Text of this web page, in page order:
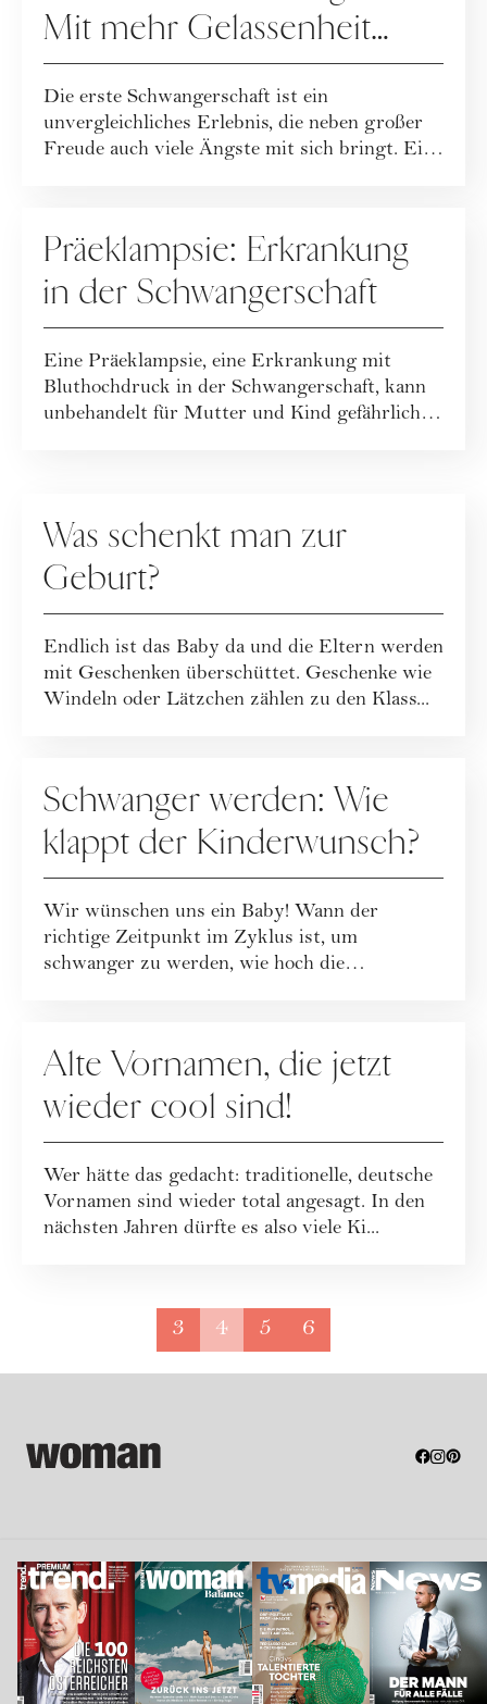
Mit mehr Gelassenheit
durch Schwangerschaft
und Geburt
Die erste Schwangerschaft ist ein
unvergleichliches Erlebnis, die neben großer
Freude auch viele Ängste mit sich bringt. Ein
Präeklampsie: Erkrankung
in der Schwangerschaft
Eine Präeklampsie, eine Erkrankung mit
Bluthochdruck in der Schwangerschaft, kann
unbehandelt für Mutter und Kind gefährlich
Was schenkt man zur
Geburt?
Endlich ist das Baby da und die Eltern werden
mit Geschenken überschüttet. Geschenke wie
Windeln oder Lätzchen zählen zu den Klass...
Schwanger werden: Wie
klappt der Kinderwunsch?
Wir wünschen uns ein Baby! Wann der
richtige Zeitpunkt im Zyklus ist, um
schwanger zu werden, wie hoch die
Alte Vornamen, die jetzt
wieder cool sind!
Wer hätte das gedacht: traditionelle, deutsche
Vornamen sind wieder total angesagt. In den
nächsten Jahren dürfte es also viele Ki...
3 4 5 6